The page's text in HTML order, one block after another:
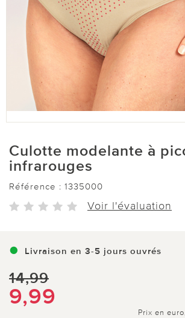
Culotte modelante à
infrarouges
Référence : 1335000
Voir l'évaluation
Livraison en 3-5 jours ouvrés
14,99
9,99
Prix en